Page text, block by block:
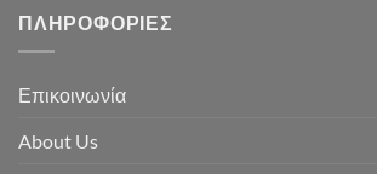
ΠΛΗΡΟΦΟΡΊΕΣ
Επικοινωνία
About Us